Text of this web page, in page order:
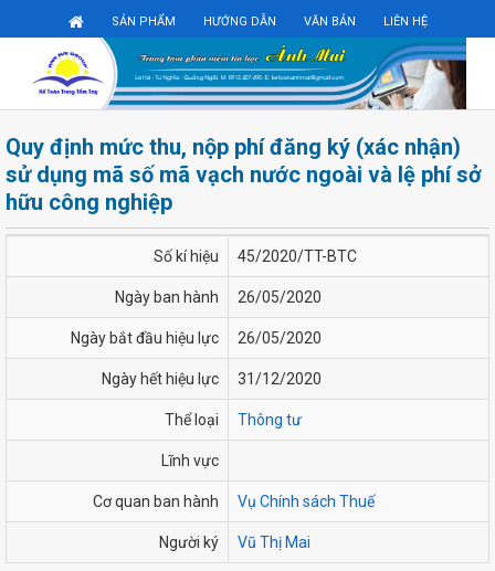
Đăng ký Đăng nhập
SẢN PHẨM HƯỚNG DẪN VĂN BẢN LIÊN HỆ
Quy định mức thu, nộp phí đăng ký (xác nhận)
sử dụng mã số mã vạch nước ngoài và lệ phí sở
hữu công nghiệp
Số kí hiệu 45/2020/TT-BTC
Ngày ban hành 26/05/2020
Ngày bắt đầu hiệu lực 26/05/2020
Ngày hết hiệu lực 31/12/2020
Thể loại Thông tư
Lĩnh vực
Cơ quan ban hành Vụ Chính sách Thuế
Người ký Vũ Thị Mai